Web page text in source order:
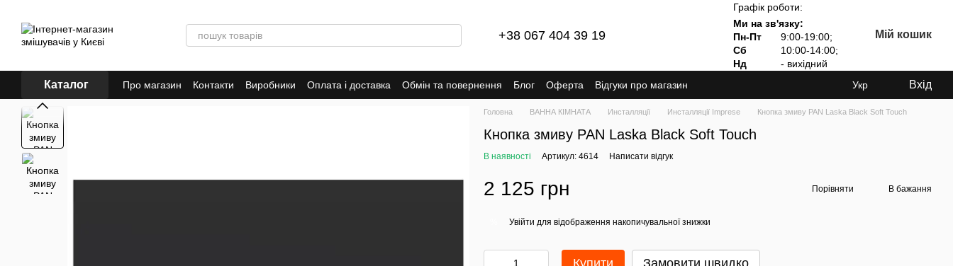
+38 067 404 39 19
Графік роботи:
Ми на зв'язку:
Пн-Пт
9:00-19:00;
Сб
10:00-14:00;
Нд
- вихідний
Мій кошик
Каталог Про магазин Контакти Виробники Оплата і доставка Обмін та повернення Блог Оферта
Відгуки про магазин
Конфіденційність
Укр Вхід
Головна ВАННА КІМНАТА Инсталляції Инсталляції Imprese Кнопка змиву PAN Laska Black Soft Touch
Кнопка змиву PAN Laska Black Soft Touch
В наявності Артикул: 4614 Написати відгук
2 125 грн Порівняти В бажання
Увійти для відображення накопичувальної знижки
Купити Замовити швидко